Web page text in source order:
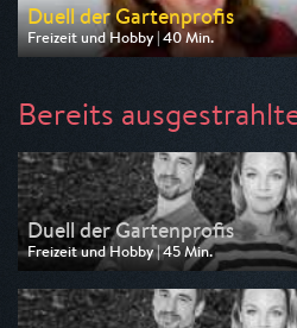
Duell der Gartenprofis
Freizeit und Hobby | 40 Min.
Ausgestrahlt von ZDF
Bereits
Duell der Gartenprofis
Freizeit und Hobby | 45 Min.
Ausgestrahlt von ZDF neo
am 07.08.2026, 10:00